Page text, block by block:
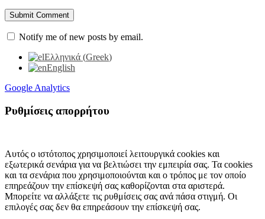
Notify me of new posts by email.
Ελληνικά (Greek)
English
Google Analytics
Ρυθμίσεις απορρήτου
Αυτός ο ιστότοπος χρησιμοποιεί λειτουργικά cookies και
εξωτερικά σενάρια για να βελτιώσει την εμπειρία σας. Τα cookies
και τα σενάρια που χρησιμοποιούνται και ο τρόπος με τον οποίο
επηρεάζουν την επίσκεψή σας καθορίζονται στα αριστερά.
Μπορείτε να αλλάξετε τις ρυθμίσεις σας ανά πάσα στιγμή. Οι
επιλογές σας δεν θα επηρεάσουν την επίσκεψή σας.